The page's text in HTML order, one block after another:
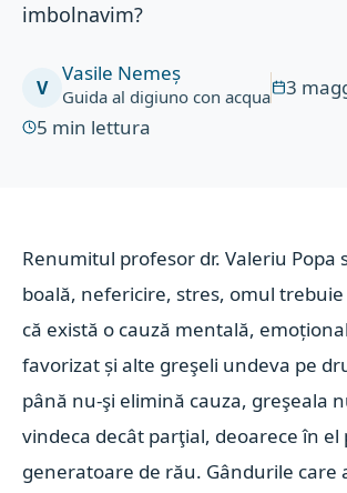
imbolnavim?
V
Vasile Nemeș
Guida al digiuno con acqua
3
5 min lettura
Renumitul profesor dr. Valeriu Popa
boală, nefericire, stres, omul
că există o cauză mentală,
favorizat și alte greşeli undeva pe
până nu-şi elimină cauza, greşeala
vindeca decât parţial, deoarece în el
generatoare de rău. Gândurile care